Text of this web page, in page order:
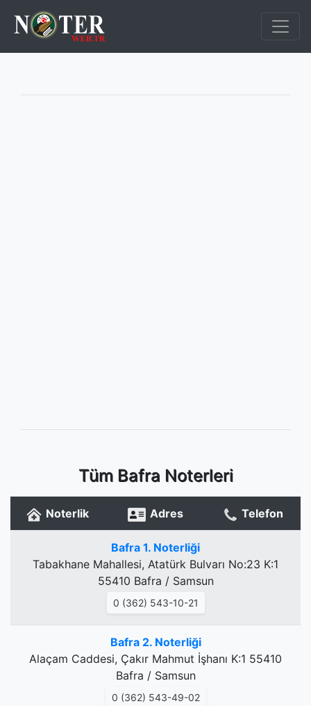
Tüm Bafra Noterleri
Noterlik Adres Telefon
Bafra 1. Noterliği
Tabakhane Mahallesi, Atatürk Bulvarı No:23 K:1
55410 Bafra / Samsun
0 (362) 543-10-21
Bafra 2. Noterliği
Alaçam Caddesi, Çakır Mahmut İşhanı K:1 55410
Bafra / Samsun
0 (362) 543-49-02